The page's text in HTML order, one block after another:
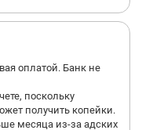
дивизиона, которая
таки нужна новая
раз водили по
оплатой. Банк не
поскольку
получить копейки.
месяца из-за адских